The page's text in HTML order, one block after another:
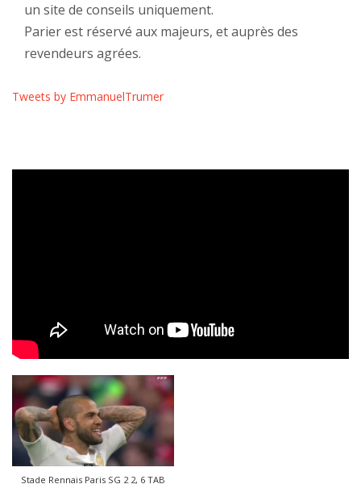
un site de conseils uniquement.
Parier est réservé aux majeurs, et auprès des
revendeurs agrées.
Tweets by EmmanuelTrumer
Stade Rennais Paris SG 2 2, 6 TAB